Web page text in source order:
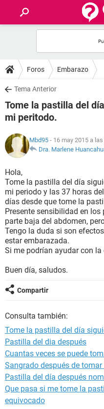
FOROS
SALUD
FAMILIA
NUTRICIÓN
SEXUALIDAD
GLOSARIO
Foros Embarazo
Tema Anterior
Tome la pastilla del
mi peritodo.
Mbd95 - 16 may 2015 a
Dra. Marlene
Hola,
Tome la pastilla del día
mi periodo y las 37 horas
días desde que tome la
Presente sensibilidad en
parte baja del abdomen,
Tengo la duda si son
estar embarazada.
Si me podrían ayudar con la
Buen día, saludos.
Compartir
Consulta también:
Tome la pastilla del día
Pastilla del dia después
Cuantas veces se puede
Sangrado después de
Pastilla del día después
Que pasa si me tome la
equivocado